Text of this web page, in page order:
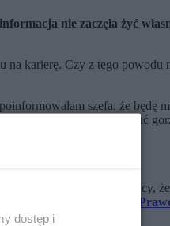
nie zaczęła żyć
na karierę. Czy z tego powodu
szefa, że będę
miałabym pracować
po zgłoszeniu pracodawcy,
takiego? Absolutnie nie.
dostęp i